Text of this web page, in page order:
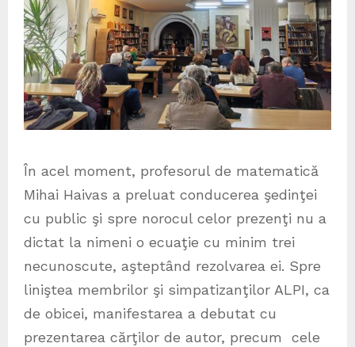
În acel moment, profesorul de matematică
Mihai Haivas a preluat conducerea şedinţei
cu public şi spre norocul celor prezenţi nu a
dictat la nimeni o ecuaţie cu minim trei
necunoscute, aşteptând rezolvarea ei. Spre
liniştea membrilor şi simpatizanţilor ALPI, ca
de obicei, manifestarea a debutat cu
prezentarea cărţilor de autor, precum cele